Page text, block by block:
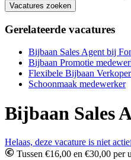
Vacatures zoeken
Gerelateerde vacatures
Bijbaan Sales Agent bij
Bijbaan Promotie
Flexibele Bijbaan
Schoonmaak medewerker
Bijbaan Sales
Helaas, deze vacature is niet
Tussen €16,00 en €30,00 per